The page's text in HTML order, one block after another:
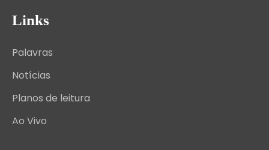
Links
Palavras
Notícias
Planos de leitura
Ao Vivo